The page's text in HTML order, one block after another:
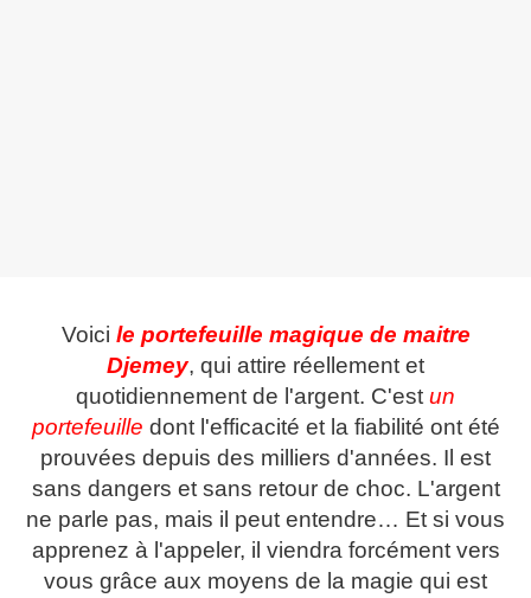
Voici le portefeuille magique de maitre
Djemey, qui attire réellement et
quotidiennement de l'argent. C'est un
portefeuille dont l'efficacité et la fiabilité ont été
prouvées depuis des milliers d'années. Il est
sans dangers et sans retour de choc. L'argent
ne parle pas, mais il peut entendre… Et si vous
apprenez à l'appeler, il viendra forcément vers
vous grâce aux moyens de la magie qui est